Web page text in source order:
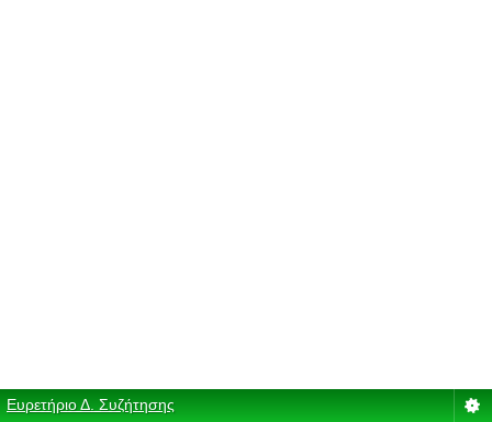
Ευρετήριο Δ. Συζήτησης